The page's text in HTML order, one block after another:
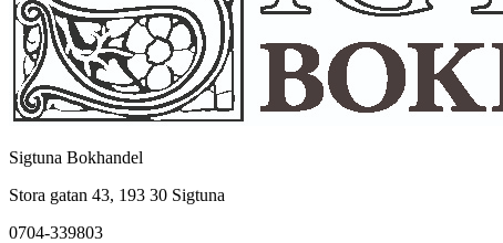
Sigtuna Bokhandel
Stora gatan 43, 193 30 Sigtuna
0704-339803